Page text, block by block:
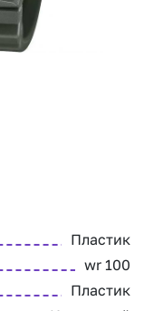
Пластик
wr 100
Пластик